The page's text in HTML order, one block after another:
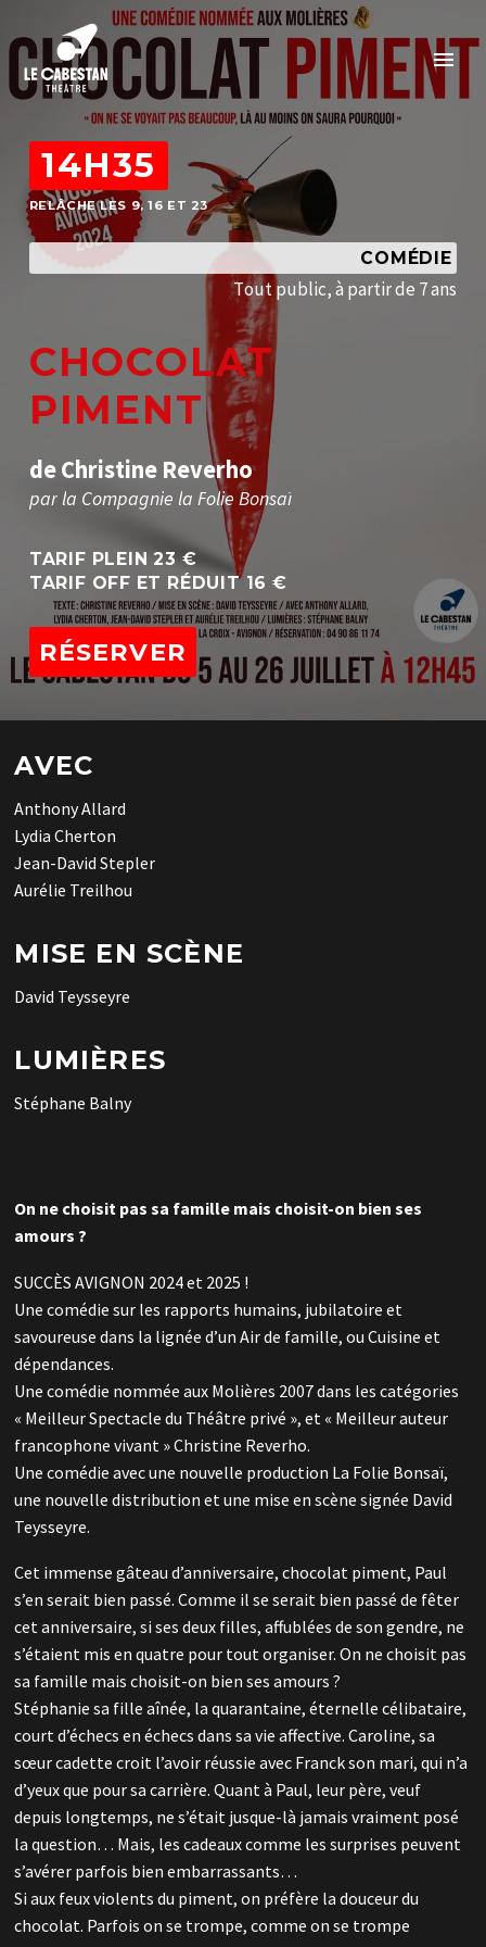
14H35
RELÂCHE LES 9, 16 ET 23
COMÉDIE
Toutpublic,à partirde 7ans
CHOCOLAT
PIMENT
deChristine Reverho
parla Compagnie la Folie Bonsaï
TARIF PLEIN 23 €
TARIF OFF ET RÉDUIT 16 €
RÉSERVER
AVEC
Anthony Allard
Lydia Cherton
Jean-David Stepler
Aurélie Treilhou
MISE EN SCÈNE
David Teysseyre
LUMIÈRES
Stéphane Balny
On ne choisit pas sa famille mais choisit-on bien ses
amours ?
SUCCÈS AVIGNON 2024 et 2025 !
Une comédie sur les rapports humains, jubilatoire et
savoureuse dans la lignée d’un Air de famille, ou Cuisine et
dépendances.
Une comédie nommée aux Molières 2007 dans les catégories
« Meilleur Spectacle du Théâtre privé », et « Meilleur auteur
francophone vivant » Christine Reverho.
Une comédie avec une nouvelle production La Folie Bonsaï,
une nouvelle distribution et une mise en scène signée David
Teysseyre.
Cet immense gâteau d’anniversaire, chocolat piment, Paul
s’en serait bien passé. Comme il se serait bien passé de fêter
cet anniversaire, si ses deux filles, affublées de son gendre, ne
s’étaient mis en quatre pour tout organiser. On ne choisit pas
sa famille mais choisit-on bien ses amours ?
Stéphanie sa fille aînée, la quarantaine, éternelle célibataire,
court d’échecs en échecs dans sa vie affective. Caroline, sa
sœur cadette croit l’avoir réussie avec Franck son mari, qui n’a
d’yeux que pour sa carrière. Quant à Paul, leur père, veuf
depuis longtemps, ne s’était jusque-là jamais vraiment posé
la question… Mais, les cadeaux comme les surprises peuvent
s’avérer parfois bien embarrassants…
Si aux feux violents du piment, on préfère la douceur du
chocolat. Parfois on se trompe, comme on se trompe